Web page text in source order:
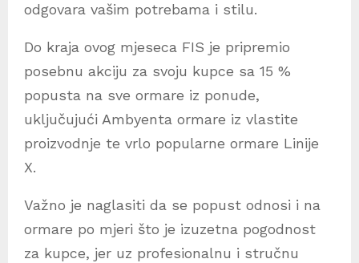
odgovara vašim potrebama i stilu.
Do kraja ovog mjeseca FIS je pripremio
posebnu akciju za svoju kupce sa 15 %
popusta na sve ormare iz ponude,
uključujući Ambyenta ormare iz vlastite
proizvodnje te vrlo popularne ormare Linije
X.
Važno je naglasiti da se popust odnosi i na
ormare po mjeri što je izuzetna pogodnost
za kupce, jer uz profesionalnu i stručnu